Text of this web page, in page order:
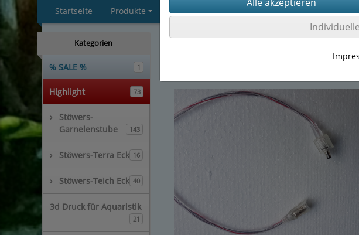
Startseite Produkte Impressum AGB Kontakt Tel.0172
Kategorien
% SALE % 1
Highlight 73
›
Stöwers-
Garnelenstube
143
› Stöwers-Terra Eck 16
› Stöwers-Teich Eck 40
3d Druck für Aquaristik
21
Stöwers-Garnelenstube(143)